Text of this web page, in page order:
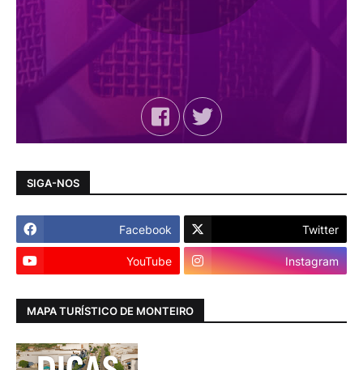
SIGA-NOS
Facebook Twitter
YouTube Instagram
MAPA TURÍSTICO DE MONTEIRO